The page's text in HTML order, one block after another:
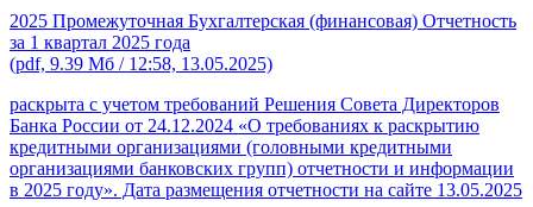
2025 Промежуточная Бухгалтерская (финансовая) Отчетность
за 1 квартал 2025 года
(pdf, 9.39 Мб / 12:58, 13.05.2025)
раскрыта с учетом требований Решения Совета Директоров
Банка России от 24.12.2024 «О требованиях к раскрытию
кредитными организациями (головными кредитными
организациями банковских групп) отчетности и информации
в 2025 году». Дата размещения отчетности на сайте 13.05.2025